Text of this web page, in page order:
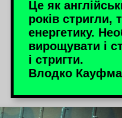
Це як
років стригли,
енергетику.
вирощувати і
і стригти.
Влодко